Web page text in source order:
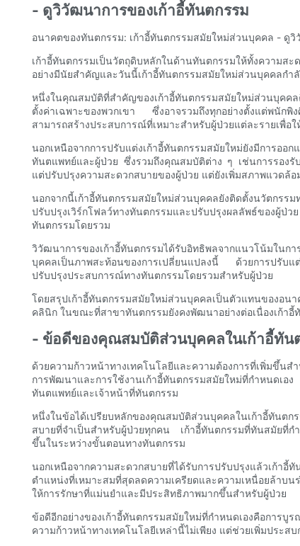
- ดูวิวัฒนาการของเก้าอี้ทันตกรรม
อนาคตของทันตกรรม: เก้าอี้ทันตกรรมสมัยใหม่ส่วนบุคคล - ดูวิ
เก้าอี้ทันตกรรมเป็นวัตถุดิบหลักในด้านทันตกรรมให้ทั้งความ
อย่างมีนัยสำคัญและวันนี้เก้าอี้ทันตกรรมสมัยใหม่ส่วนบุคคลกำ
หนึ่งในคุณสมบัติที่สำคัญของเก้าอี้ทันตกรรมสมัยใหม่ส่วนบุคคล
ตั้งค่าเฉพาะของพวกเขา ซึ่งอาจรวมถึงทุกอย่างตั้งแต่พนักพิ
สามารถสร้างประสบการณ์ที่เหมาะสำหรับผู้ป่วยแต่ละรายเพื่
นอกเหนือจากการปรับแต่งเก้าอี้ทันตกรรมสมัยใหม่ยังมีการ
ทันตแพทย์และผู้ป่วย ซึ่งรวมถึงคุณสมบัติต่าง ๆ เช่นการรองรั
แต่ปรับปรุงความสะดวกสบายของผู้ป่วย แต่ยังเพิ่มสภาพแวด
นอกจากนี้เก้าอี้ทันตกรรมสมัยใหม่ส่วนบุคคลยังติดตั้งนวัตกรร
ปรับปรุงเวิร์กโฟลว์ทางทันตกรรมและปรับปรุงผลลัพธ์ของผู้ป่ว
ทันตกรรมโดยรวม
วิวัฒนาการของเก้าอี้ทันตกรรมได้รับอิทธิพลจากแนวโน้มใน
บุคคลเป็นภาพสะท้อนของการเปลี่ยนแปลงนี้ ด้วยการปรับแต่
ปรับปรุงประสบการณ์ทางทันตกรรมโดยรวมสำหรับผู้ป่วย
โดยสรุปเก้าอี้ทันตกรรมสมัยใหม่ส่วนบุคคลเป็นตัวแทนของอน
คลินิก ในขณะที่สาขาทันตกรรมยังคงพัฒนาอย่างต่อเนื่องเก้า
- ข้อดีของคุณสมบัติส่วนบุคคลในเก้าอี้ทัน
ด้วยความก้าวหน้าทางเทคโนโลยีและความต้องการที่เพิ่มขึ้
การพัฒนาและการใช้งานเก้าอี้ทันตกรรมสมัยใหม่ที่กำหนดเ
ทันตแพทย์และเจ้าหน้าที่ทันตกรรม
หนึ่งในข้อได้เปรียบหลักของคุณสมบัติส่วนบุคคลในเก้าอี้ทันตก
สบายที่จำเป็นสำหรับผู้ป่วยทุกคน เก้าอี้ทันตกรรมที่ทันสมัยที่ก
ขึ้นในระหว่างขั้นตอนทางทันตกรรม
นอกเหนือจากความสะดวกสบายที่ได้รับการปรับปรุงแล้วเก้
ตำแหน่งที่เหมาะสมที่สุดลดความเครียดและความเหนื่อยล้าบ
ให้การรักษาที่แม่นยำและมีประสิทธิภาพมากขึ้นสำหรับผู้ป่วย
ข้อดีอีกอย่างของเก้าอี้ทันตกรรมสมัยใหม่ที่กำหนดเองคือกา
ความก้าวหน้าทางเทคโนโลยีเหล่านี้ไม่เพียง แต่ช่วยเพิ่มปร